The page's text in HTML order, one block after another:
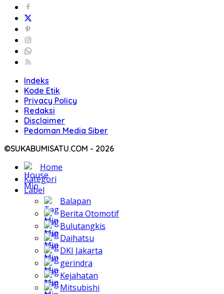
Indeks
Kode Etik
Privacy Policy
Redaksi
Disclaimer
Pedoman Media Siber
©SUKABUMISATU.COM - 2026
Home
Kategori
Label
Balapan
Berita Otomotif
Bulutangkis
Daihatsu
DKI Jakarta
gerindra
Kejahatan
Mitsubishi